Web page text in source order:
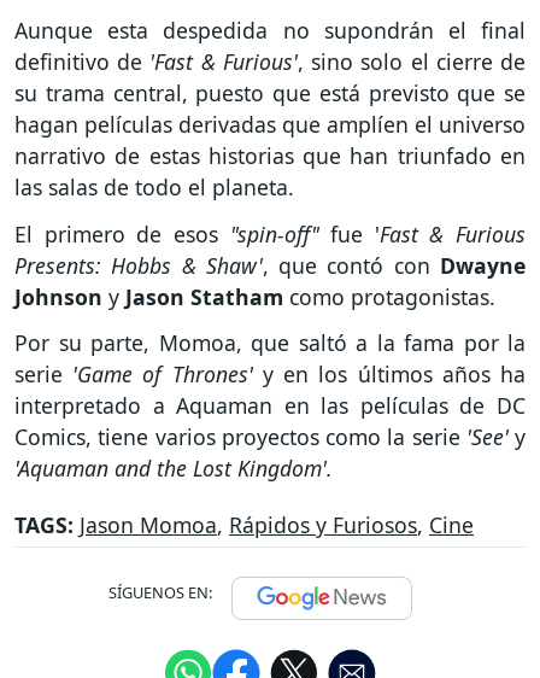
Aunque esta despedida no supondrán el final
definitivo de 'Fast & Furious', sino solo el cierre de
su trama central, puesto que está previsto que se
hagan películas derivadas que amplíen el universo
narrativo de estas historias que han triunfado en
las salas de todo el planeta.
El primero de esos "spin-off"fue 'Fast & Furious
Presents: Hobbs & Shaw', que contó con Dwayne
Johnson y Jason Statham como protagonistas.
Por su parte, Momoa, que saltó a la fama por la
serie 'Game of Thrones'y en los últimos años ha
interpretado a Aquaman en las películas de DC
Comics, tiene varios proyectos como la serie 'See'y
'Aquaman and the Lost Kingdom'.
TAGS: Jason Momoa, Rápidos y Furiosos, Cine
SÍGUENOS EN: